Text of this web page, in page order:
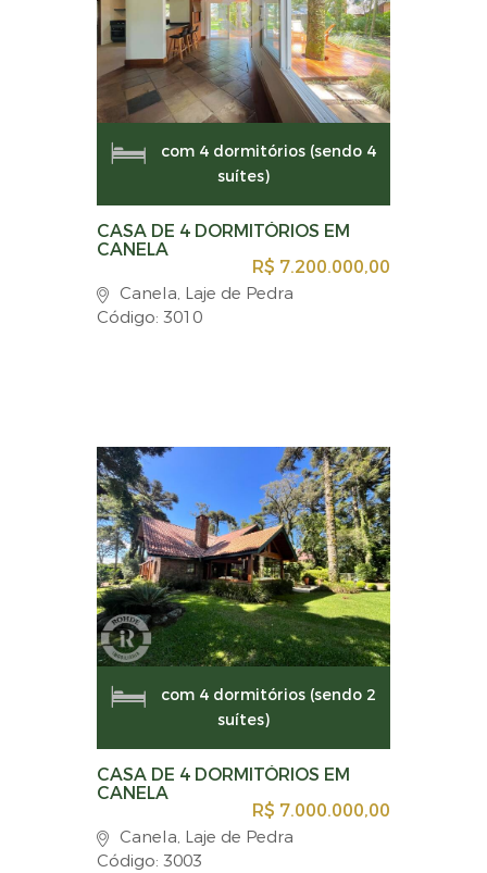
com 4 dormitórios (sendo 4
suítes)
CASA DE 4 DORMITÓRIOS EM
CANELA
R$ 7.200.000,00
Canela, Laje de Pedra
Código: 3010
com 4 dormitórios (sendo 2
suítes)
CASA DE 4 DORMITÓRIOS EM
CANELA
R$ 7.000.000,00
Canela, Laje de Pedra
Código: 3003